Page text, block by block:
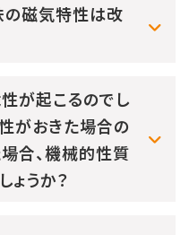
磁気特性は改
が起こるのでし
がおきた場合の
合、機械的性質
ょうか？